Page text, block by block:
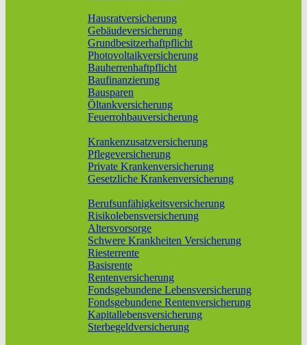
Hausratversicherung
Gebäudeversicherung
Grundbesitzerhaftpflicht
Photovoltaikversicherung
Bauherrenhaftpflicht
Baufinanzierung
Bausparen
Öltankversicherung
Feuerrohbauversicherung
Krankenzusatzversicherung
Pflegeversicherung
Private Krankenversicherung
Gesetzliche Krankenversicherung
Berufs­unfähigkeitsversicherung
Risikolebensversicherung
Altersvorsorge
Schwere Krankheiten Versicherung
Riesterrente
Basisrente
Rentenversicherung
Fondsgebundene Lebensversicherung
Fondsgebundene Rentenversicherung
Kapitallebensversicherung
Sterbegeldversicherung